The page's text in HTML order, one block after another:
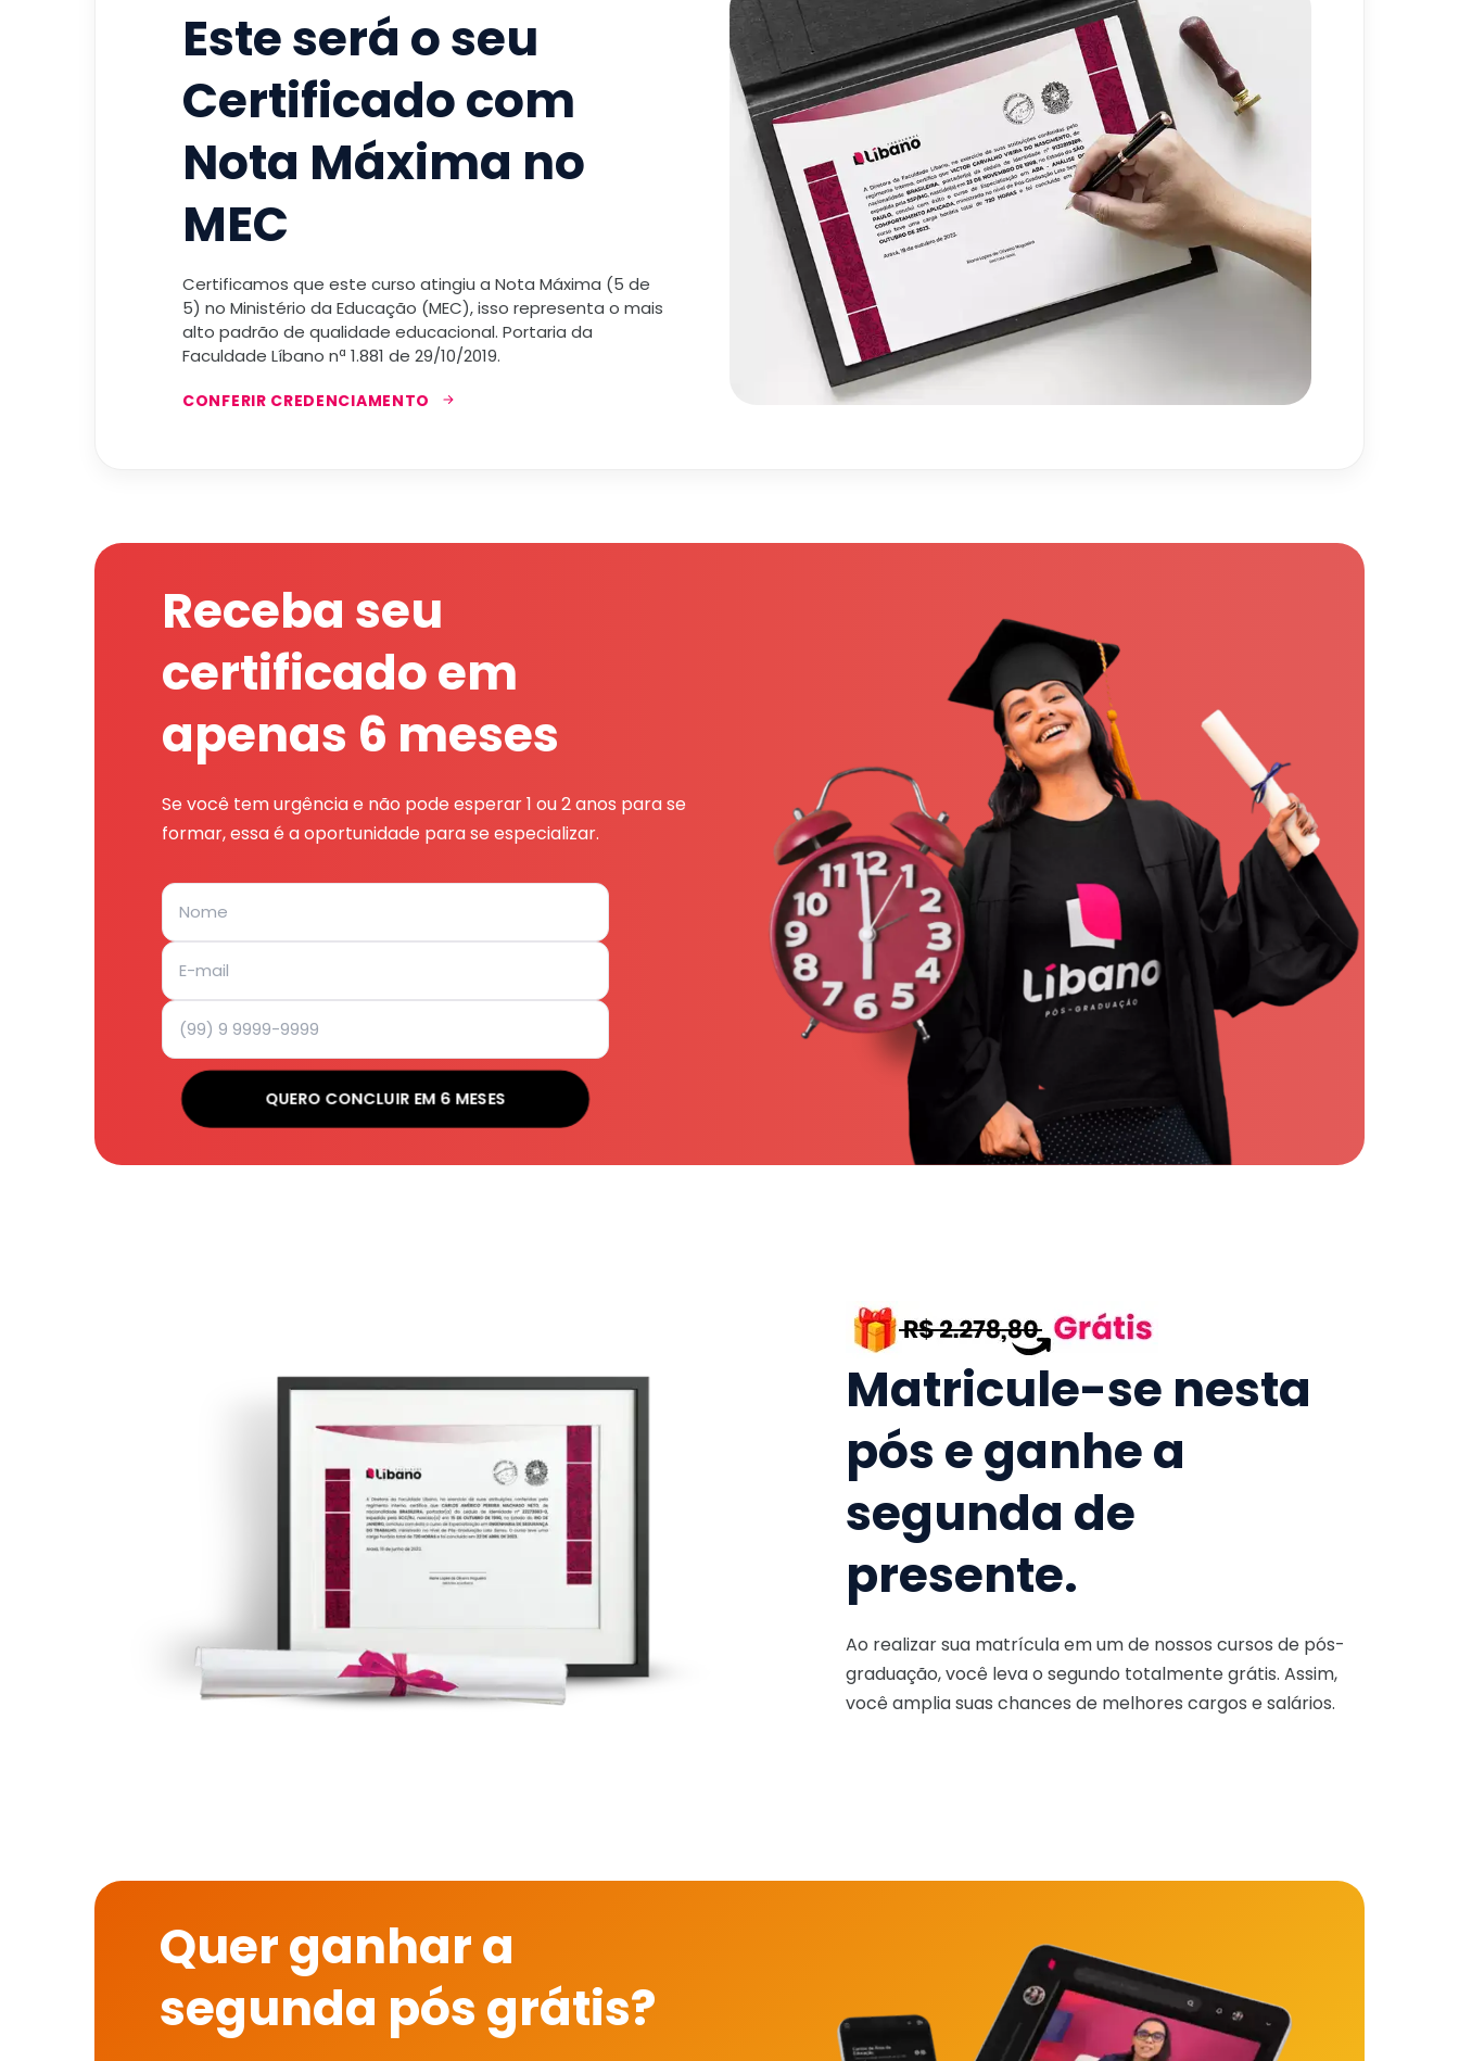
Este será o seu
Certificado com
Nota Máxima no
MEC
Certificamos que este curso atingiu a Nota Máxima (5 de
5) no Ministério da Educação (MEC), isso representa o mais
alto padrão de qualidade educacional. Portaria da
Faculdade Líbano nª 1.881 de 29/10/2019.
CONFERIR CREDENCIAMENTO
Receba seu
certificado em
apenas 6 meses
Se você tem urgência e não pode esperar 1 ou 2 anos para se
formar, essa é a oportunidade para se especializar.
QUERO CONCLUIR EM 6 MESES
Matricule-se nesta
pós e ganhe a
segunda de
presente.
Ao realizar sua matrícula em um de nossos cursos de pós-
graduação, você leva o segundo totalmente grátis. Assim,
você amplia suas chances de melhores cargos e salários.
Quer ganhar a
segunda pós grátis?